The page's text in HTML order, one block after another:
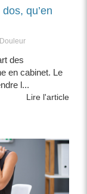
qu’en
Douleur
des
en cabinet. Le
l...
Lire l'article